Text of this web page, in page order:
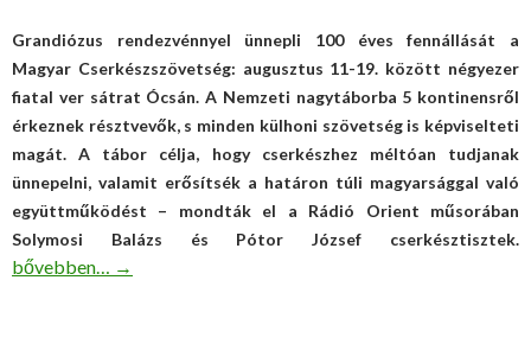
Grandiózus rendezvénnyel ünnepli 100 éves fennállását a
Magyar Cserkészszövetség: augusztus 11-19. között négyezer
fiatal ver sátrat Ócsán. A Nemzeti nagytáborba 5 kontinensről
érkeznek résztvevők, s minden külhoni szövetség is képviselteti
magát. A tábor célja, hogy cserkészhez méltóan tudjanak
ünnepelni, valamit erősítsék a határon túli magyarsággal való
együttműködést – mondták el a Rádió Orient műsorában
Solymosi Balázs és Pótor József cserkésztisztek.
Évszázados cserkész buli – Ócsa
bővebben… →